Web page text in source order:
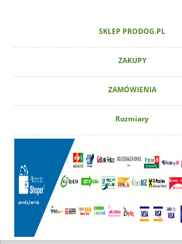
SKLEP PRODOG.PL
ZAKUPY
ZAMÓWIENIA
Rozmiary